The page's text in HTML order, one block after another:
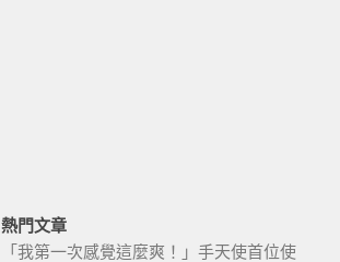
熱門文章
「我第一次感覺這麼爽！」手天使首位使